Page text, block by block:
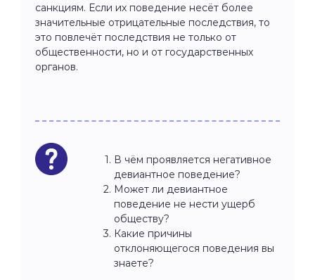
санкциям. Если их поведение несёт более
значительные отрицательные последствия, то
это повлечёт последствия не только от
общественности, но и от государственных
органов.
В чём проявляется негативное
девиантное поведение?
Может ли девиантное
поведение не нести ущерб
обществу?
Какие причины
отклоняющегося поведения вы
знаете?